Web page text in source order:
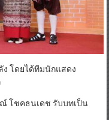
ง โดยได้ทีมนักแสดง
โชคธนเดช รับบทเป็น